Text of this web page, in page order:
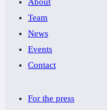
Team
News
Events
Contact
For the press